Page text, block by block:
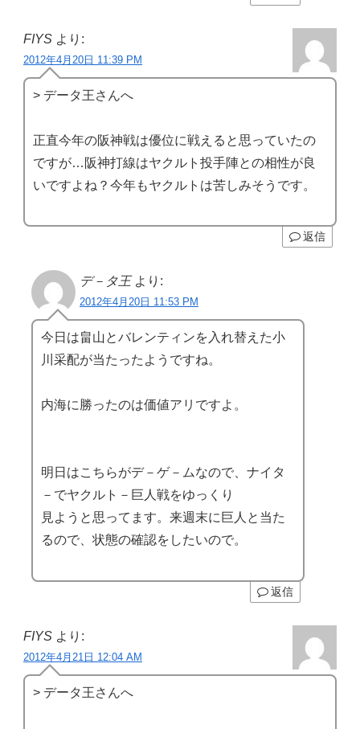
FIYS より:
2012年4月20日 11:39 PM
> データ王さんへ
正直今年の阪神戦は優位に戦えると思っていたの
ですが…阪神打線はヤクルト投手陣との相性が良
いですよね？今年もヤクルトは苦しみそうです。
返信
デ－タ王 より:
2012年4月20日 11:53 PM
今日は畠山とバレンティンを入れ替えた小
川采配が当たったようですね。
内海に勝ったのは価値アリですよ。
明日はこちらがデ－ゲ－ムなので、ナイタ
－でヤクルト－巨人戦をゆっくり
見ようと思ってます。来週末に巨人と当た
るので、状態の確認をしたいので。
返信
FIYS より:
2012年4月21日 12:04 AM
> データ王さんへ